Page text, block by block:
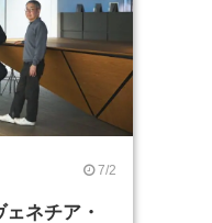
7/2
ネチア・